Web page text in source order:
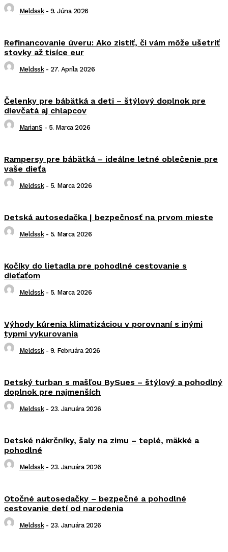
Meldssk - 9. Júna 2026
Refinancovanie úveru: Ako zistiť, či vám môže ušetriť
stovky až tisíce eur
Meldssk - 27. Apríla 2026
Čelenky pre bábätká a deti – štýlový doplnok pre
dievčatá aj chlapcov
MarianS - 5. Marca 2026
Rampersy pre bábätká – ideálne letné oblečenie pre
vaše dieťa
Meldssk - 5. Marca 2026
Detská autosedačka | bezpečnosť na prvom mieste
Meldssk - 5. Marca 2026
Kočíky do lietadla pre pohodlné cestovanie s
dieťaťom
Meldssk - 5. Marca 2026
Výhody kúrenia klimatizáciou v porovnaní s inými
typmi vykurovania
Meldssk - 9. Februára 2026
Detský turban s mašľou BySues – štýlový a pohodlný
doplnok pre najmenších
Meldssk - 23. Januára 2026
Detské nákrčníky, šaly na zimu – teplé, mäkké a
pohodlné
Meldssk - 23. Januára 2026
Otočné autosedačky – bezpečné a pohodlné
cestovanie detí od narodenia
Meldssk - 23. Januára 2026